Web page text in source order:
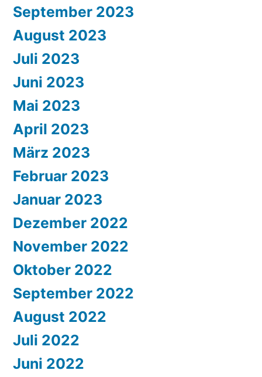
September 2023
August 2023
Juli 2023
Juni 2023
Mai 2023
April 2023
März 2023
Februar 2023
Januar 2023
Dezember 2022
November 2022
Oktober 2022
September 2022
August 2022
Juli 2022
Juni 2022